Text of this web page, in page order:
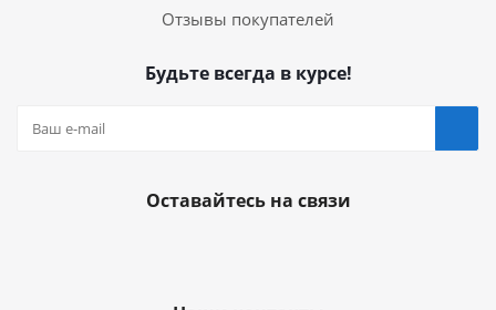
Отзывы покупателей
Будьте всегда в курсе!
Оставайтесь на связи